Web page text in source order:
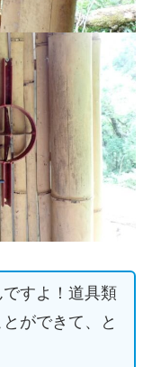
すよ！道具類
ができて、と